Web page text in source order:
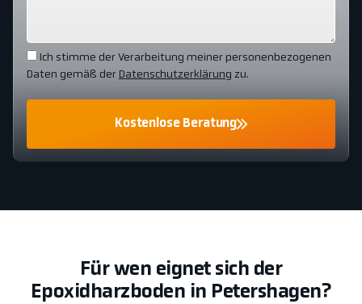
Ich stimme der Verarbeitung meiner personenbezogenen
Daten gemäß der Datenschutzerklärung zu.
Kostenlose Beratung
Für wen eignet sich der
Epoxidharzboden in Petershagen?